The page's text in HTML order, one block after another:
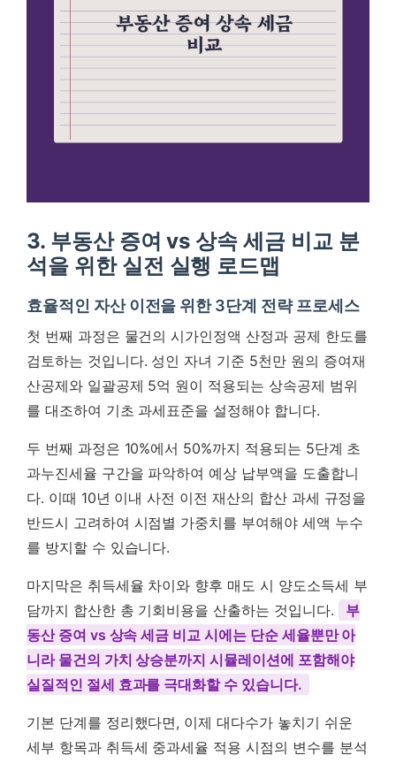
3. 부동산 증여 vs 상속 세금 비교 분
석을 위한 실전 실행 로드맵
효율적인 자산 이전을 위한 3단계 전략 프로세스
첫 번째 과정은 물건의 시가인정액 산정과 공제 한도를
검토하는 것입니다. 성인 자녀 기준 5천만 원의 증여재
산공제와 일괄공제 5억 원이 적용되는 상속공제 범위
를 대조하여 기초 과세표준을 설정해야 합니다.
두 번째 과정은 10%에서 50%까지 적용되는 5단계 초
과누진세율 구간을 파악하여 예상 납부액을 도출합니
다. 이때 10년 이내 사전 이전 재산의 합산 과세 규정을
반드시 고려하여 시점별 가중치를 부여해야 세액 누수
를 방지할 수 있습니다.
마지막은 취득세율 차이와 향후 매도 시 양도소득세 부
담까지 합산한 총 기회비용을 산출하는 것입니다.
부
동산 증여 vs 상속 세금 비교 시에는 단순 세율뿐만 아
니라 물건의 가치 상승분까지 시뮬레이션에 포함해야
실질적인 절세 효과를 극대화할 수 있습니다.
기본 단계를 정리했다면, 이제 대다수가 놓치기 쉬운
세부 항목과 취득세 중과세율 적용 시점의 변수를 분석